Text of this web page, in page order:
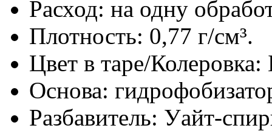
Расход: на одну
Плотность: 0,77 г/см³.
Цвет в таре/
Основа:
Разбавитель: Уайт-